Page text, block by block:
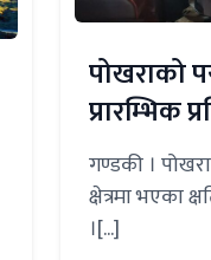
पोखराको
प्रारम्भिक
गण्डकी ।
क्षेत्रमा भएका
।[...]